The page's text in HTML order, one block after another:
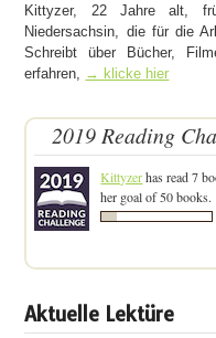
Kittyzer, 22 Jahre alt,
Niedersachsin, die für die
Schreibt über Bücher,
erfahren,
→ klicke hier
2019 Reading
Kittyzerhas read 7
her goal of 50 books.
Aktuelle Lektüre